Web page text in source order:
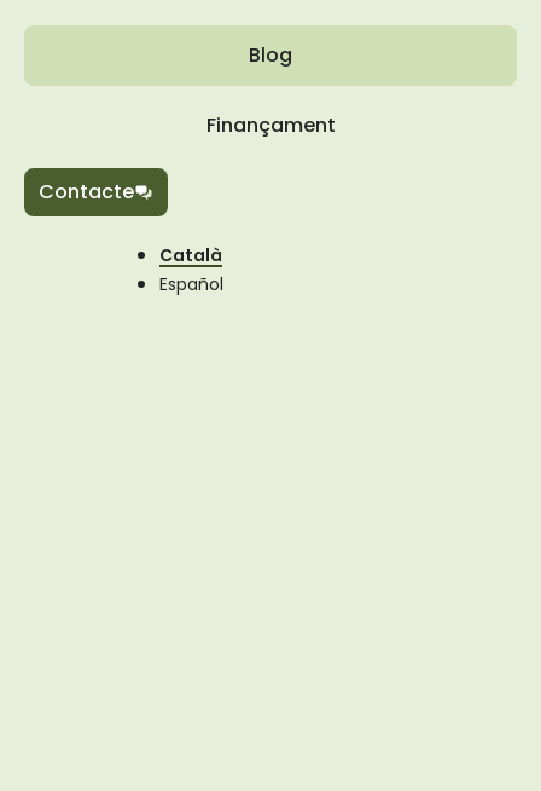
Blog
Finançament
Contacte
Català
Español